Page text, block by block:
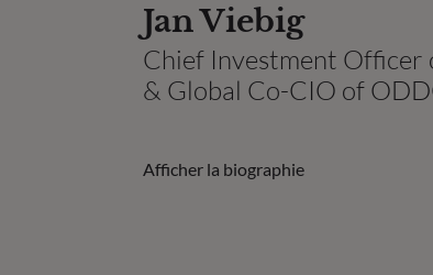
Jan Viebig
Chief Investment
& Global Co-CIO of
Afficher la biographie